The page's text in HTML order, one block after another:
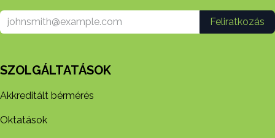
Feliratkozás
SZOLGÁLTATÁSOK
Akkreditált bérmérés
Oktatások